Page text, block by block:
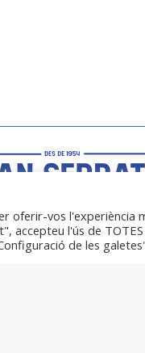
Can Serrat Mataró, S.L.
B66439464
oferir-vos
accepteu l'ús de
de les